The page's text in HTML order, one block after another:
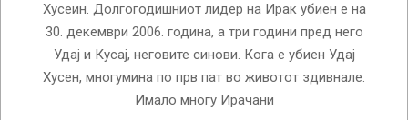
Хусеин. Долгогодишниот лидер на Ирак убиен е на
30. декември 2006. година, а три години пред него
Удај и Кусај, неговите синови. Кога е убиен Удај
Хусен, многумина по прв пат во животот здивнале.
Имало многу Ирачани